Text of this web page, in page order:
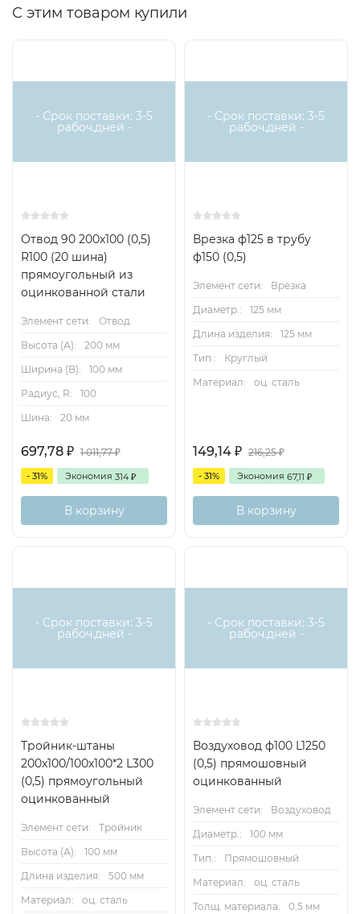
С этим товаром купили
- Срок поставки: 3-5
рабоч.дней -
Отвод 90 200х100 (0,5)
R100 (20 шина)
прямоугольный из
оцинкованной стали
Элемент сети:
Отвод
Высота (А):
200 мм
Ширина (B):
100 мм
Радиус, R:
100
Шина:
20 мм
697,78 ₽ 1 011,77₽
- 31% Экономия 314 ₽
В корзину
- Срок поставки: 3-5
рабоч.дней -
Врезка ф125 в трубу
ф150 (0,5)
Элемент сети:
Врезка
Диаметр.:
125 мм
Длина изделия:
125 мм
Тип.:
Круглый
Материал:
оц. сталь
149,14 ₽ 216,25₽
- 31% Экономия 67,11 ₽
В корзину
- Срок поставки: 3-5
рабоч.дней -
Тройник-штаны
200х100/100х100*2 L300
(0,5) прямоугольный
оцинкованный
Элемент сети:
Тройник
Высота (А):
100 мм
Длина изделия:
500 мм
Материал:
оц. сталь
- Срок поставки: 3-5
рабоч.дней -
Воздуховод ф100 L1250
(0,5) прямошовный
оцинкованный
Элемент сети:
Воздуховод
Диаметр.:
100 мм
Тип.:
Прямошовный
Материал:
оц. сталь
Толщ. материала:
0.5 мм